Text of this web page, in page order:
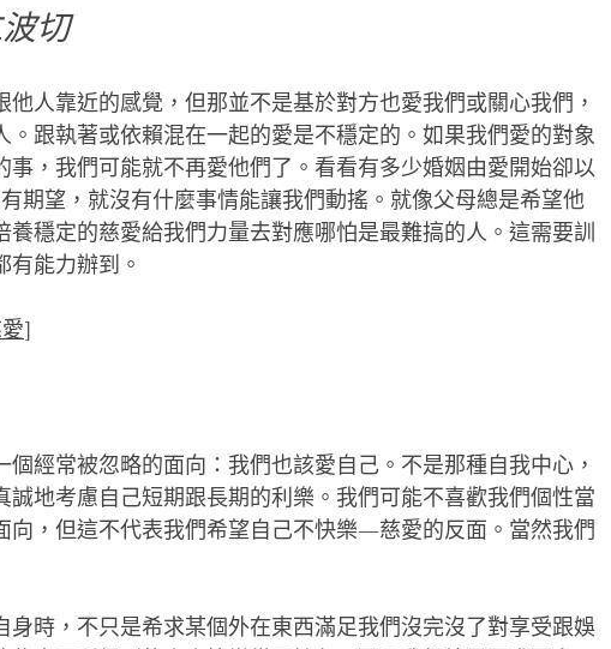
切
他人靠近的感覺，但那並不是基於對方也愛我們或關心我們，
。跟執著或依賴混在一起的愛是不穩定的。如果我們愛的對象
事，我們可能就不再愛他們了。看看有多少婚姻由愛開始卻以
期望，就沒有什麼事情能讓我們動搖。就像父母總是希望他
養穩定的慈愛給我們力量去對應哪怕是最難搞的人。這需要訓
有能力辦到。
]
個經常被忽略的面向：我們也該愛自己。不是那種自我中心，
誠地考慮自己短期跟長期的利樂。我們可能不喜歡我們個性當
向，但這不代表我們希望自己不快樂—慈愛的反面。當然我們
身時，不只是希求某個外在東西滿足我們沒完沒了對享受跟娛